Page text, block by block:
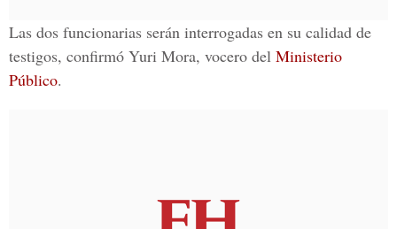
Las dos funcionarias serán interrogadas en su calidad de
testigos, confirmó Yuri Mora, vocero del Ministerio
Público.